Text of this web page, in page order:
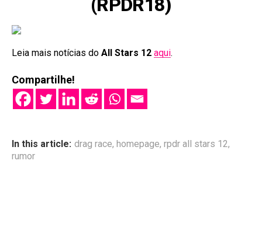
(RPDR18)
Leia mais notícias do All Stars 12 aqui.
Compartilhe!
In this article: drag race, homepage, rpdr all stars 12,
rumor